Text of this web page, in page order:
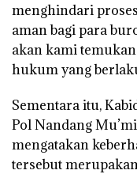
menghindari
aman bagi para
akan kami
hukum yang
Sementara itu,
Pol Nandang
mengatakan
tersebut